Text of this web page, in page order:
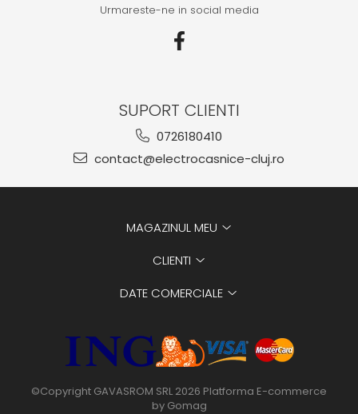
Urmareste-ne in social media
SUPORT CLIENTI
0726180410
contact@electrocasnice-cluj.ro
MAGAZINUL MEU
CLIENTI
DATE COMERCIALE
©Copyright GAVASROM SRL 2026 Platforma E-commerce
by Gomag